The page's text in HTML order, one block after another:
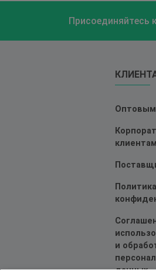
Присоединяйтесь
клиентам
Политика
и